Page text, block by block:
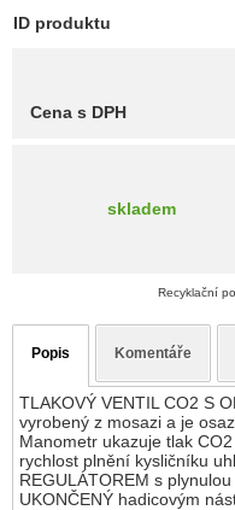
ID produktu
Cena s DPH
skladem
Recyklační
Popis Komentáře
TLAKOVÝ VENTIL CO2 S
vyrobený z mosazi a je
Manometr ukazuje tlak
rychlost plnění kysličníku
REGULÁTOREM s
UKONČENÝ hadicovým